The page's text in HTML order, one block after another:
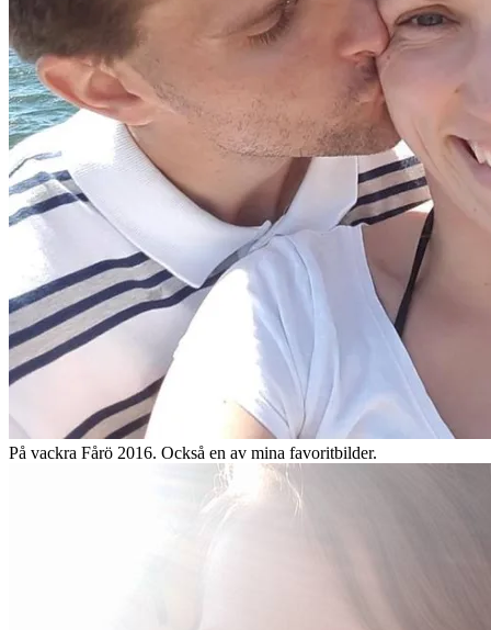
På vackra Fårö 2016. Också en av mina favoritbilder.